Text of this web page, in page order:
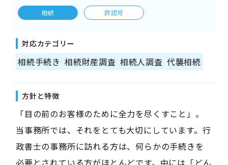
相続 許認可
対応カテゴリー
相続手続き 相続財産調査 相続人調査 代襲相続
方針と特徴
「目の前のお客様のために全力を尽くすこと」。
当事務所では、それをとても大切にしています。行
政書士の事務所に訪れる方は、何らかの手続きを
必要とされている方がほとんどです。中には「どん